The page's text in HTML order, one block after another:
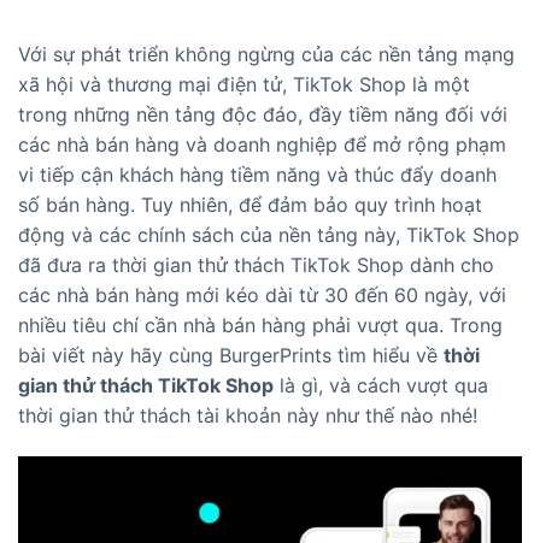
Với sự phát triển không ngừng của các nền tảng mạng
xã hội và thương mại điện tử, TikTok Shop là một
trong những nền tảng độc đáo, đầy tiềm năng đối với
các nhà bán hàng và doanh nghiệp để mở rộng phạm
vi tiếp cận khách hàng tiềm năng và thúc đẩy doanh
số bán hàng. Tuy nhiên, để đảm bảo quy trình hoạt
động và các chính sách của nền tảng này, TikTok Shop
đã đưa ra thời gian thử thách TikTok Shop dành cho
các nhà bán hàng mới kéo dài từ 30 đến 60 ngày, với
nhiều tiêu chí cần nhà bán hàng phải vượt qua. Trong
bài viết này hãy cùng BurgerPrints tìm hiểu về thời
gian thử thách TikTok Shop là gì, và cách vượt qua
thời gian thử thách tài khoản này như thế nào nhé!